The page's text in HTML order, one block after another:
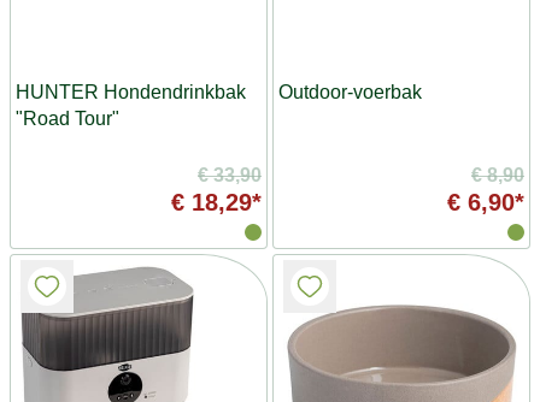
HUNTER Hondendrinkbak
"Road Tour"
€ 33,90
€ 18,29*
Outdoor-voerbak
€ 8,90
€ 6,90*